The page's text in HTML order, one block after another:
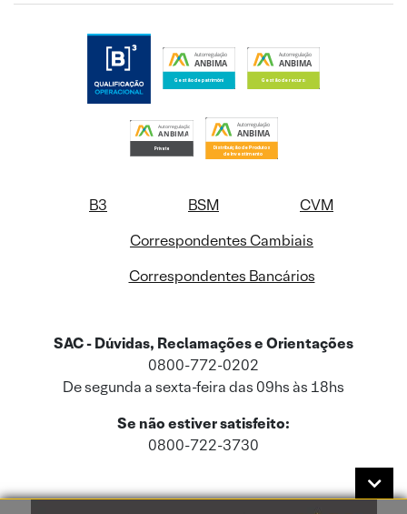
B3 BSM
CVM
Correspondentes Cambiais
Correspondentes Bancários
SAC - Dúvidas, Reclamações e Orientações
0800-772-0202
De segunda a sexta-feira das 09hs às 18hs
Se não estiver satisfeito:
0800-722-3730